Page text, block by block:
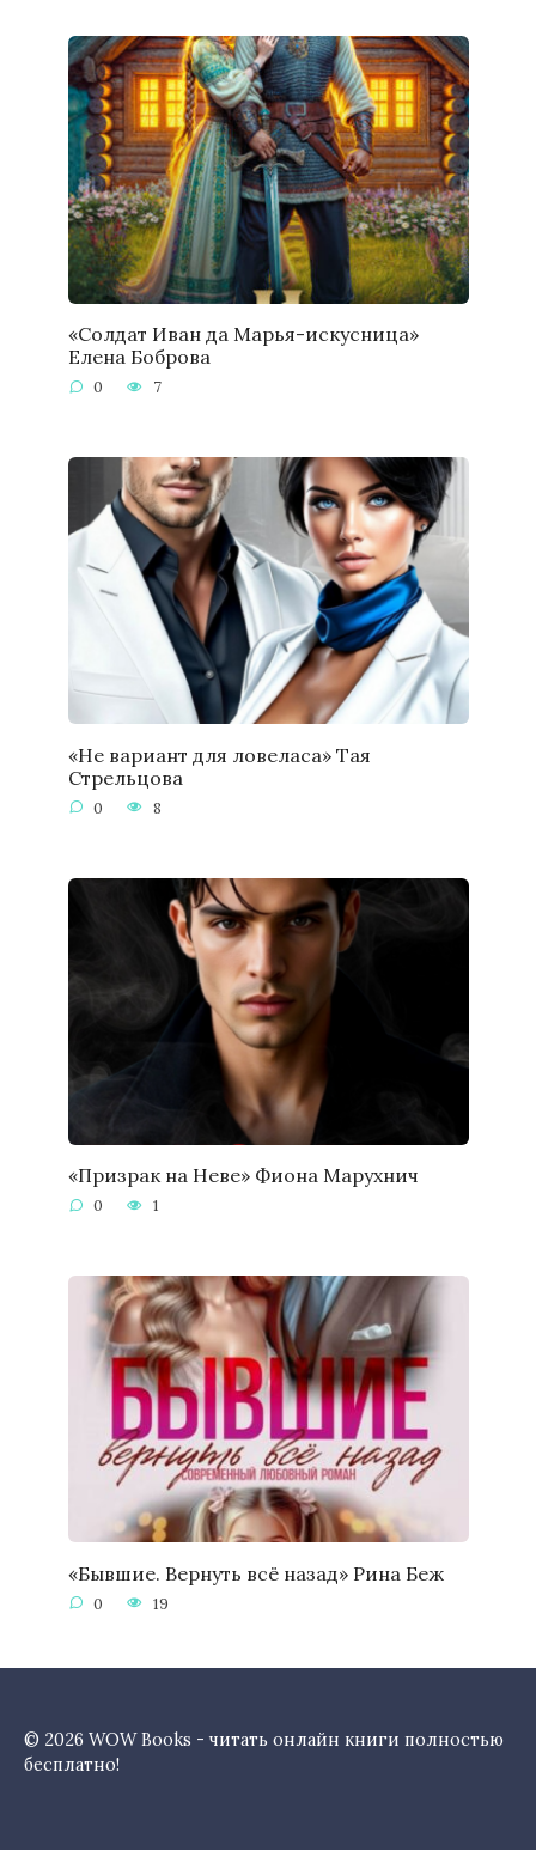
«Солдат Иван да Марья-искусница»
Елена Боброва
0 7
«Не вариант для ловеласа» Тая
Стрельцова
0 8
«Призрак на Неве» Фиона Марухнич
0 1
«Бывшие. Вернуть всё назад» Рина Беж
0 19
© 2026 WOW Books - читать онлайн книги полностью
бесплатно!